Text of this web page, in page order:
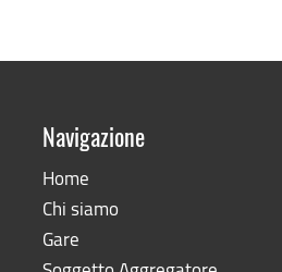
Navigazione
Home
Chi siamo
Gare